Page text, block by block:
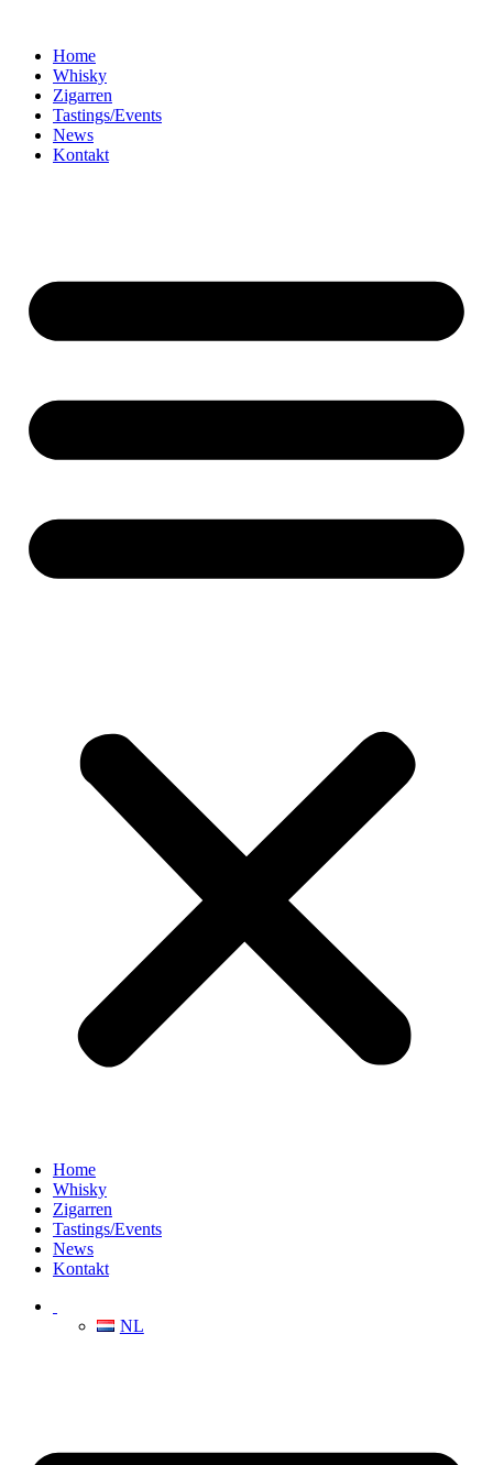
Home
Whisky
Zigarren
Tastings/Events
News
Kontakt
Home
Whisky
Zigarren
Tastings/Events
News
Kontakt
NL